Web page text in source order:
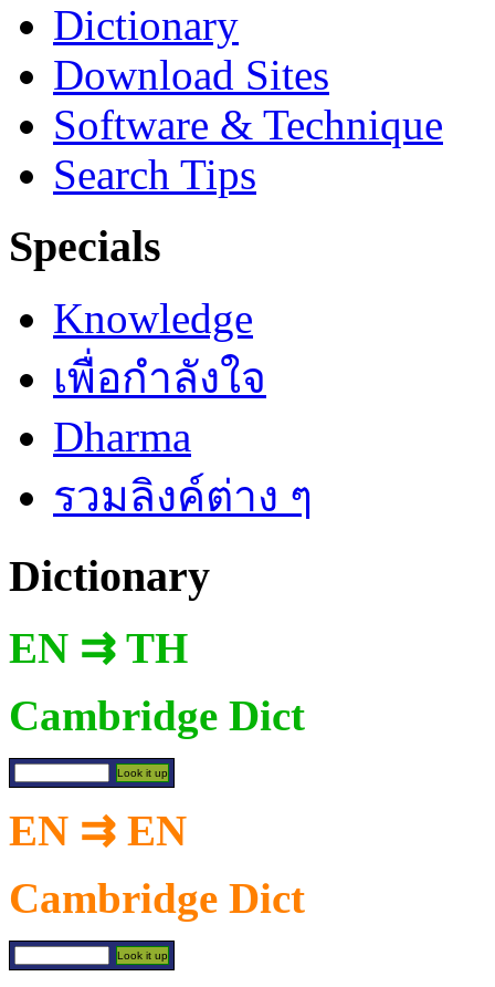
Dictionary
Download Sites
Software & Technique
Search Tips
Specials
Knowledge
เพื่อกำลังใจ
Dharma
รวมลิงค์ต่าง ๆ
Dictionary
EN ⇉ TH
Cambridge Dict
EN ⇉ EN
Cambridge Dict